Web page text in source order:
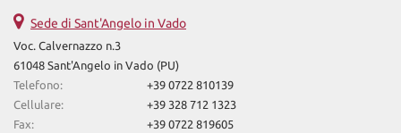
Sede di Sant'Angelo in Vado
Voc. Calvernazzo n.3
61048 Sant'Angelo in Vado (PU)
Telefono:
+39 0722 810139
Cellulare:
+39 328 712 1323
Fax:
+39 0722 819605